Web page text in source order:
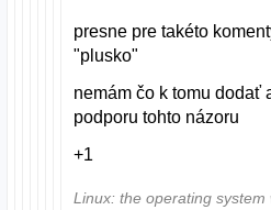
presne pre takéto
"plusko"
nemám čo k tomu dodať
podporu tohto názoru
+1
Linux: the operating